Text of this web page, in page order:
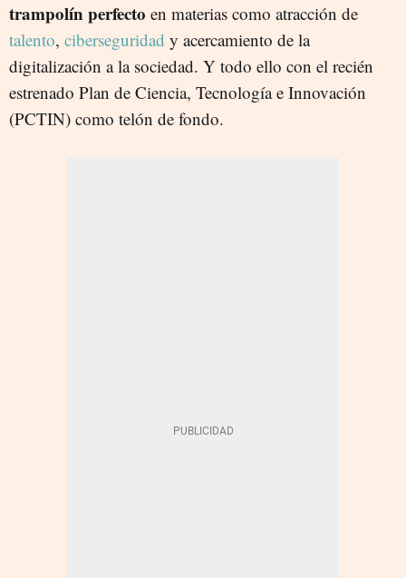
trampolín perfecto en materias como atracción de
talento, ciberseguridad y acercamiento de la
digitalización a la sociedad. Y todo ello con el recién
estrenado Plan de Ciencia, Tecnología e Innovación
(PCTIN) como telón de fondo.